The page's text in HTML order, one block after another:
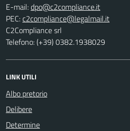
E-mail:
PEC:
C2Compliance srl
Telefono: (+39) 0382.1938029
LINK UTILI
Albo pretorio
Delibere
Determine